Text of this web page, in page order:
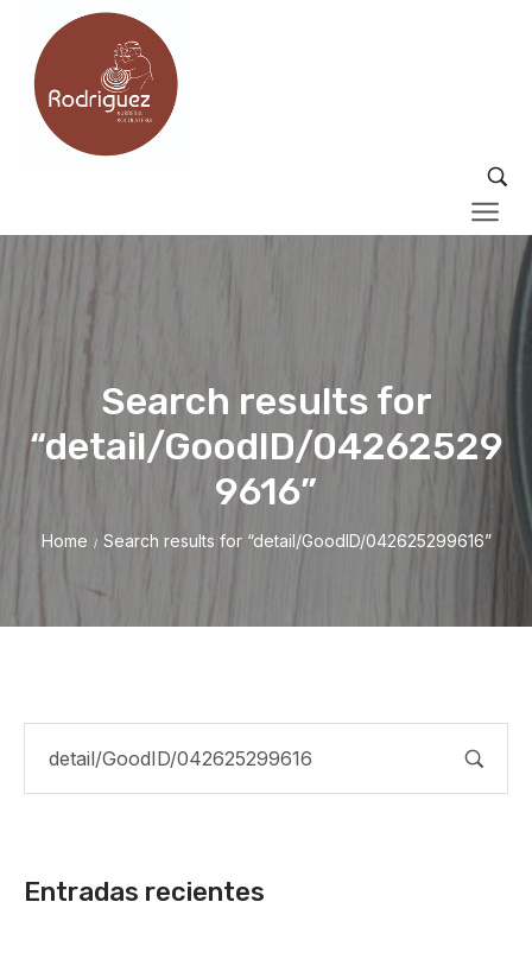
Search results for
“detail/GoodID/04262529
9616”
Home / Search results for “detail/GoodID/042625299616”
Entradas recientes